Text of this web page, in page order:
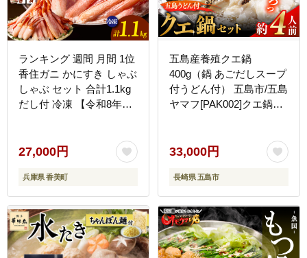
ランキング 週間 月間 1位
香住ガニ かにすき しゃぶ
しゃぶ セット 合計1.1kg
だし付 冷凍 【令和8年8
27,000円
兵庫県 香美町
五島産養殖クエ鍋
400g（鍋 あごだしスープ
付うどん付） 五島市/五島
ヤマフ[PAK002]クエ鍋冷
プ 鍋 刺身
33,000円
長崎県 五島市